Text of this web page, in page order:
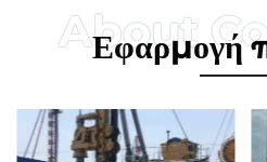
Εφαρμογή